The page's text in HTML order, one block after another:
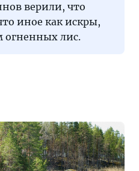
верили, что
иное как искры,
огненных лис.